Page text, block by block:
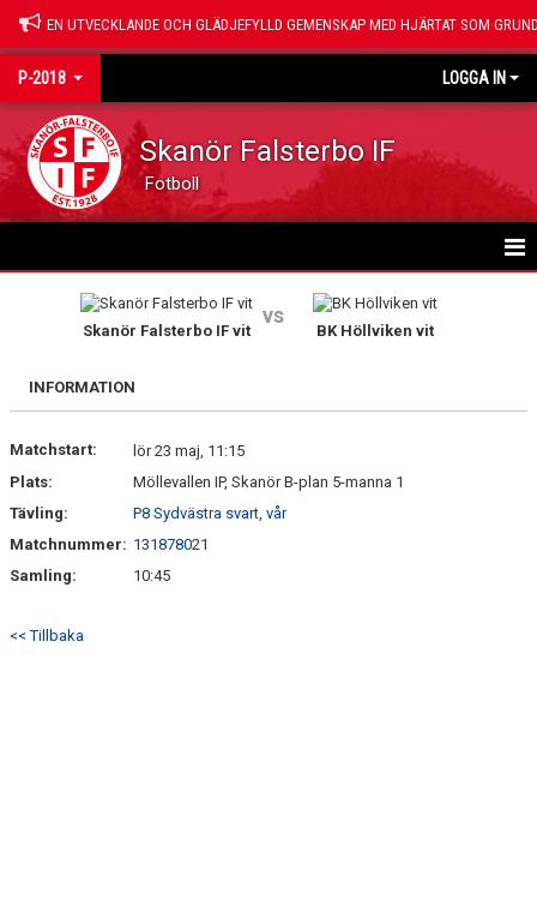
EN UTVECKLANDE OCH GLÄDJEFYLLD GEMENSKAP MED HJÄRTAT SOM
P-2018 LOGGA IN
Skanör Falsterbo IF
Fotboll
KALENDER
MATCHER
BILDGALLERI
Skanör Falsterbo IF vit
vs
BK Höllviken vit
INFORMATION
Matchstart:
lör 23 maj, 11:15
Plats:
Möllevallen IP, Skanör B-plan 5-manna 1
Tävling:
P8 Sydvästra svart, vår
Matchnummer: 131878021
Samling:
10:45
<< Tillbaka